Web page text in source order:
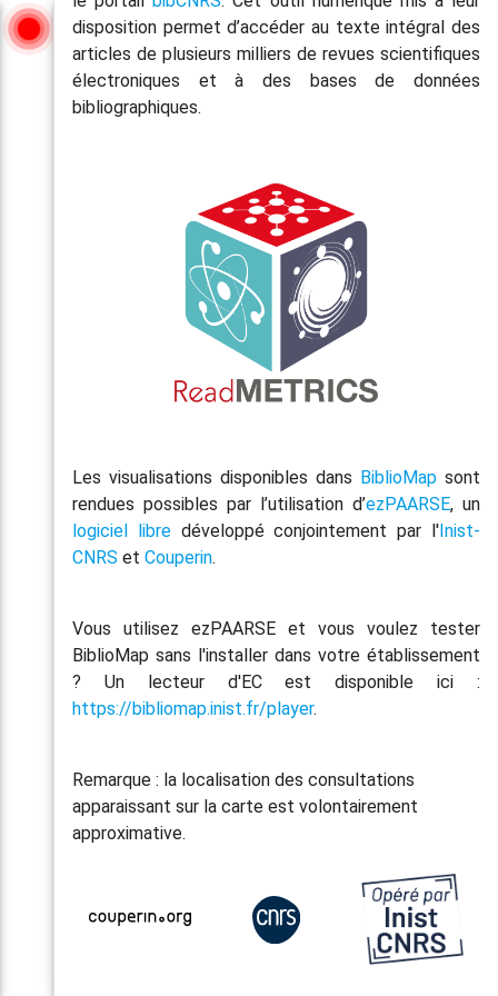
disposition permet d’accéder au texte intégral des
articles de plusieurs milliers de revues scientifiques
électroniques et à des bases de données
bibliographiques.
Les visualisations disponibles dans BiblioMap sont
rendues possibles par l’utilisation d’ezPAARSE, un
logiciel libredéveloppé conjointement par l' Inist-
CNRS et Couperin.
Vous utilisez ezPAARSE et vous voulez tester
BiblioMap sans l'installer dans votre établissement
? Un lecteur d'EC est disponible ici :
https://bibliomap.inist.fr/player.
Remarque : la localisation des consultations
apparaissant sur la carte est volontairement
approximative.
LIVE
+
−